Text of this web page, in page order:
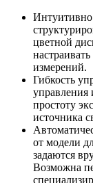
цветной
измерений.
Гибкость
управления
простоту
источника
от модели
задаются
Возможна